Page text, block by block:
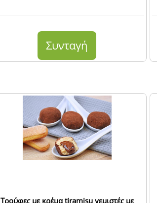
Συνταγή
Τρούφες με κρέμα tiramisu γεμιστές με